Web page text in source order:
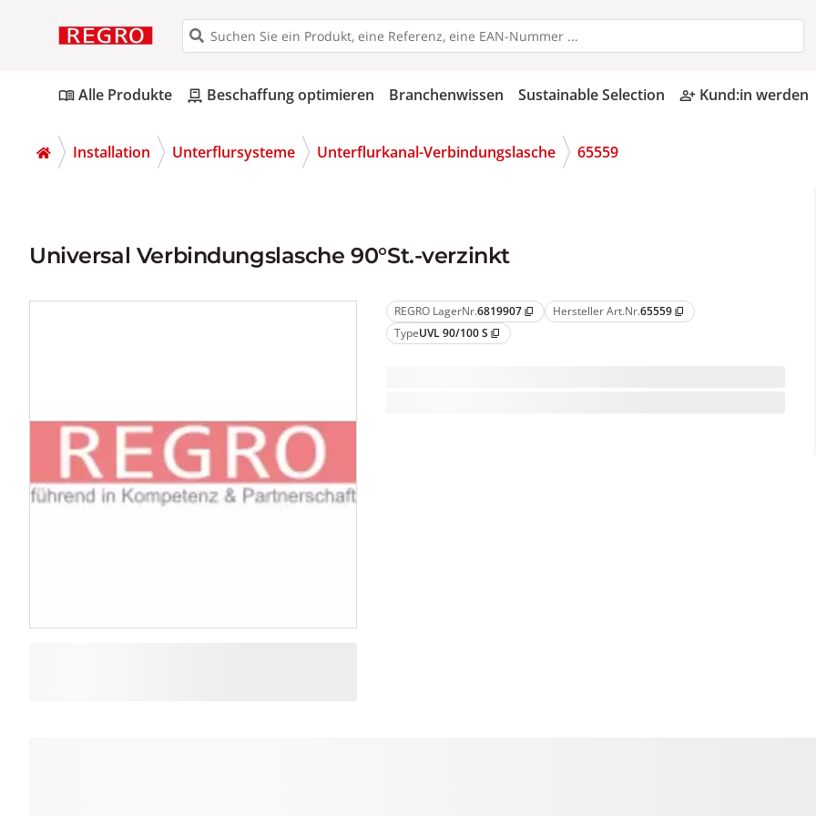
menu_bookAlle Produkte pallet Beschaffung optimieren Branchenwissen Sustainable Selection person_add_alt Kund:in werden
Installation Unterflursysteme Unterflurkanal-Verbindungslasche 65559
Universal Verbindungslasche 90°St.-verzinkt
REGRO LagerNr.6819907 content_copy Hersteller Art.Nr.65559 content_copy
TypeUVL 90/100 S content_copy